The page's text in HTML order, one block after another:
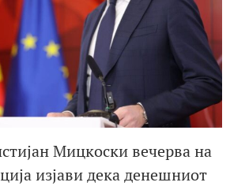
Мицкоски вечерва на
изјави дека денешниот